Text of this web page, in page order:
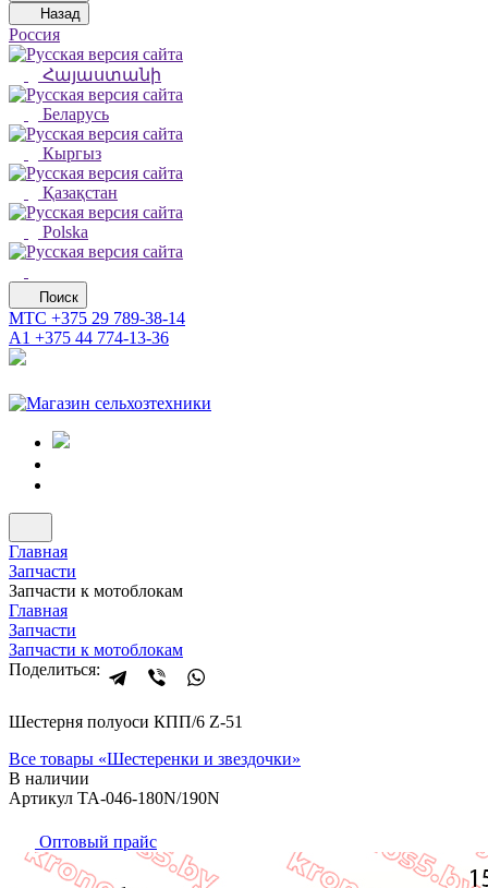
Назад
Россия
Հայաստանի
Беларусь
Кыргыз
Қазақстан
Polska
Поиск
МТС +375 29 789-38-14
А1 +375 44 774-13-36
Главная
Запчасти
Запчасти к мотоблокам
Главная
Запчасти
Запчасти к мотоблокам
Поделиться:
Шестерня полуоси КПП/6 Z-51
Все товары «Шестеренки и звездочки»
В наличии
Артикул ТА-046-180N/190N
Оптовый прайс